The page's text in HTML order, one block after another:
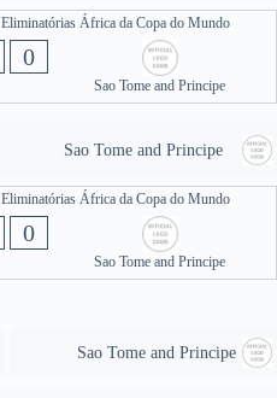
Eliminatórias África da Copa do Mundo
0
Sao Tome and Principe
Sao Tome and Principe
Eliminatórias África da Copa do Mundo
0
Sao Tome and Principe
Sao Tome and Principe